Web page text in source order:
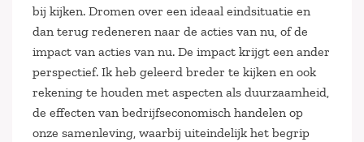
bij kijken. Dromen over een ideaal eindsituatie en
dan terug redeneren naar de acties van nu, of de
impact van acties van nu. De impact krijgt een ander
perspectief. Ik heb geleerd breder te kijken en ook
rekening te houden met aspecten als duurzaamheid,
de effecten van bedrijfseconomisch handelen op
onze samenleving, waarbij uiteindelijk het begrip